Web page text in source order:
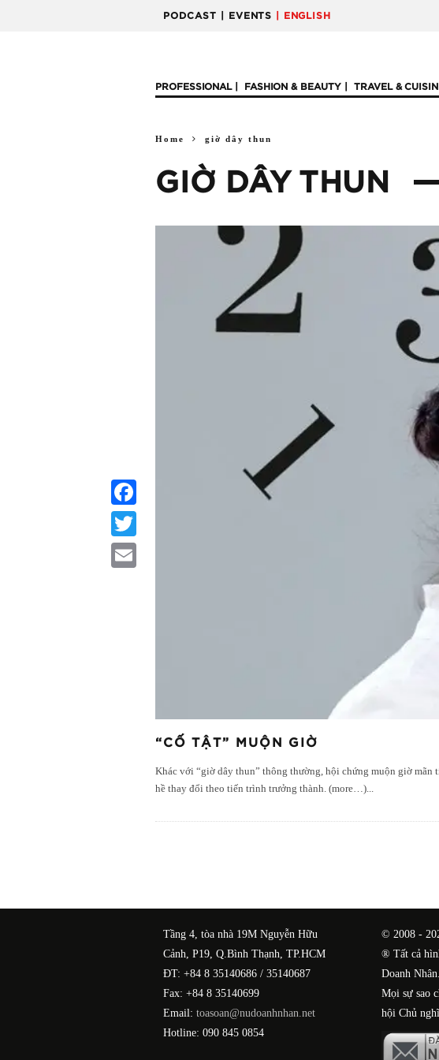
PODCAST | EVENTS | ENGLISH
PROFESSIONAL FASHION & BEAUTY TRAVEL &
Home giờ dây thun
GIỜ DÂY THUN
“CỐ TẬT” MUỘN GIỜ
Khác với “giờ dây thun” thông thường, hội chứng muộn giờ
hề thay đổi theo tiến trình trưởng thành. (more…)...
Facebook
Twitter
Tầng 4, tòa nhà 19M Nguyễn Hữu
Cảnh, P19, Q.Bình Thạnh, TP.HCM
ĐT: +84 8 35140686 / 35140687
Fax: +84 8 35140699
Email: toasoan@nudoanhnhan.net
Hotline: 090 845 0854
© 2008 -
® Tất cả
Doanh Nhân.
Mọi sự sao
hội Chủ